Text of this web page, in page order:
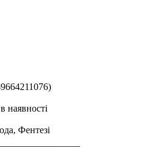
)
наявності
Фентезі